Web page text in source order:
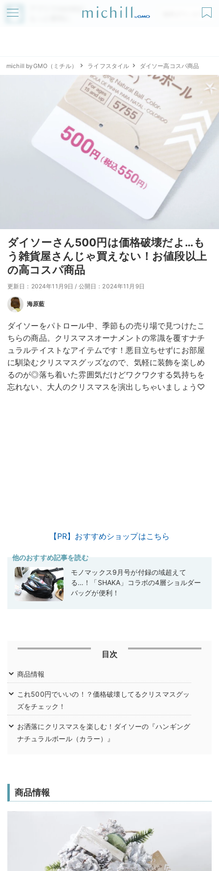
アプリでmichillが
無料ダウンロード
michill byGMO（ミチル） ライフスタイル ダイソー高コスパ商品
ダイソーさん500円は価格破壊だよ…も
う雑貨屋さんじゃ買えない！お値段以上
の高コスパ商品
更新日：2024年11月9日 / 公開日：2024年11月9日
海原藍
ダイソーをパトロール中、季節もの売り場で見つけたこ
ちらの商品。クリスマスオーナメントの常識を覆すナチ
ュラルテイストなアイテムです！悪目立ちせずにお部屋
に馴染むクリスマスグッズなので、気軽に装飾を楽しめ
るのが◎落ち着いた雰囲気だけどワクワクする気持ちを
忘れない、大人のクリスマスを演出しちゃいましょう♡
【PR】おすすめショップはこちら
他のおすすめ記事を読む
モノマックス9月号が付録の域超えて
る…！「SHAKA」コラボの4層ショルダー
バッグが便利！
目次
商品情報
これ500円でいいの！？価格破壊してるクリスマスグッ
ズをチェック！
お洒落にクリスマスを楽しむ！ダイソーの『ハンギング
ナチュラルボール（カラー）』
商品情報